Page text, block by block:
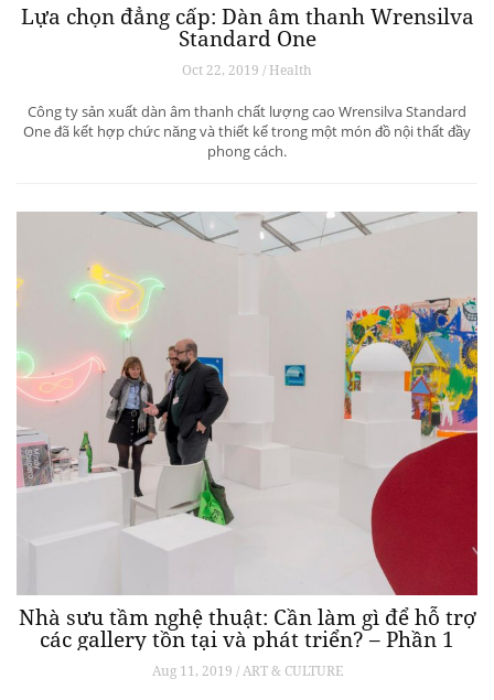
Lựa chọn đẳng cấp: Dàn âm thanh Wrensilva
Standard One
Oct 22, 2019 / Health
Công ty sản xuất dàn âm thanh chất lượng cao Wrensilva Standard
One đã kết hợp chức năng và thiết kế trong một món đồ nội thất đầy
phong cách.
Nhà sưu tầm nghệ thuật: Cần làm gì để hỗ trợ
các gallery tồn tại và phát triển? – Phần 1
Aug 11, 2019 / ART & CULTURE